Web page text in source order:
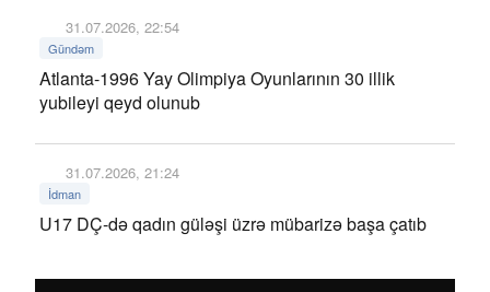
31.07.2026, 22:54
Gündəm
Atlanta-1996 Yay Olimpiya Oyunlarının 30 illik
yubileyi qeyd olunub
31.07.2026, 21:24
İdman
U17 DÇ-də qadın güləşi üzrə mübarizə başa çatıb